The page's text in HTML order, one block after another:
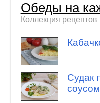
Обеды на
Коллекция рецептов
Судак
соусом